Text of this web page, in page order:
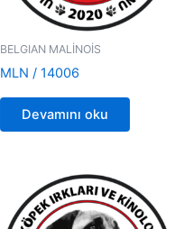
BELGIAN MALİNOİS
MLN / 14006
Devamını oku